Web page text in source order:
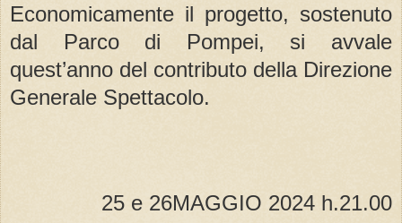
Economicamente il progetto, sostenuto
dal Parco di Pompei, si avvale
quest’anno del contributo della Direzione
Generale Spettacolo.
25 e 26MAGGIO 2024 h.21.00